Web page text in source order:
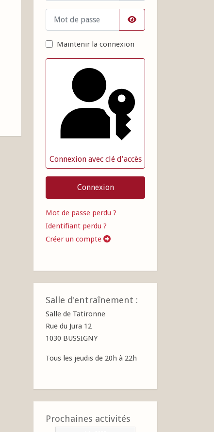
Afficher le mot de
Maintenir la connexion
Connexion avec clé d'accès
Connexion
Mot de passe perdu ?
Identifiant perdu ?
Créer un compte
Salle d'entraînement :
Salle de Tatironne
Rue du Jura 12
1030 BUSSIGNY
Tous les jeudis de 20h à 22h
Prochaines activités